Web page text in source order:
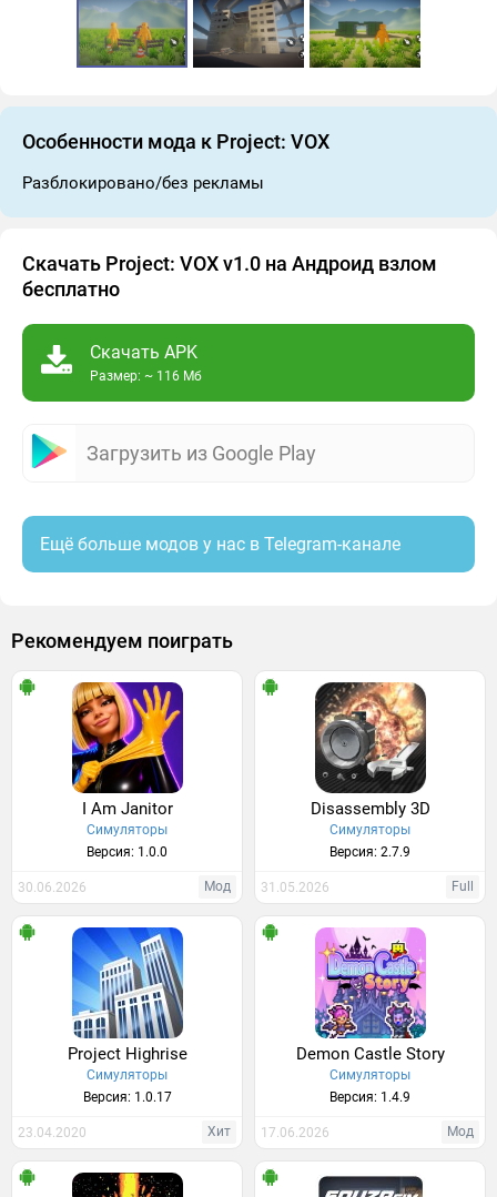
Особенности мода к Project: VOX
Разблокировано/без рекламы
Скачать Project: VOX v1.0 на Андроид взлом
бесплатно
Скачать APK
Размер: ~ 116 Мб
Загрузить из Google Play
Ещё больше модов у нас в Telegram-канале
Рекомендуем поиграть
I Am Janitor
Симуляторы
Версия: 1.0.0
30.06.2026 Мод
Disassembly 3D
Симуляторы
Версия: 2.7.9
31.05.2026 Full
Project Highrise
Симуляторы
Версия: 1.0.17
23.04.2020 Хит
Demon Castle Story
Симуляторы
Версия: 1.4.9
17.06.2026 Мод